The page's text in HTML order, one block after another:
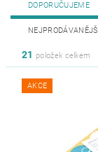
DOPORUČUJEME
NEJPRODÁVANĚJŠÍ
21 položek celkem
AKCE